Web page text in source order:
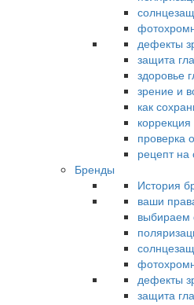
дефекты
защита
здоровье
зрение и
как
проверка
рецепт на
Бренды
История
ваши
выбираем
дефекты
защита